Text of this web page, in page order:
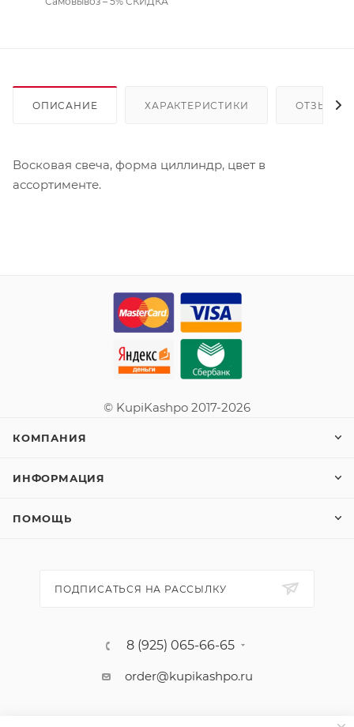
ОПИСАНИЕ ХАРАКТЕРИСТИКИ ОТЗЫВЫ
Восковая свеча, форма циллиндр, цвет в
ассортименте.
© KupiKashpo 2017-2026
КОМПАНИЯ
ИНФОРМАЦИЯ
ПОМОЩЬ
ПОДПИСАТЬСЯ НА РАССЫЛКУ
8 (925) 065-66-65
order@kupikashpo.ru